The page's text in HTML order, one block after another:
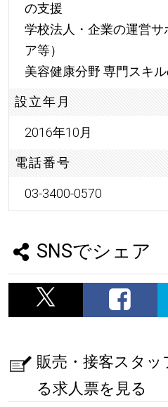
の支援
学校法人・企業の運営サ
ア等）
美容健康分野 専門スキ
設立年月
2016年10月
電話番号
03-3400-0570
SNSでシェア
販売・接客スタ
る求人票を見る